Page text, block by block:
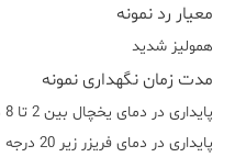
معیار رد نمونه
هموليز شديد
مدت زمان نگهداری نمونه
پایداری در دمای یخچال بین 2 تا 8 درجه 7 روز
پایداری در دمای فریزر زیر 20 درجه 1ماه